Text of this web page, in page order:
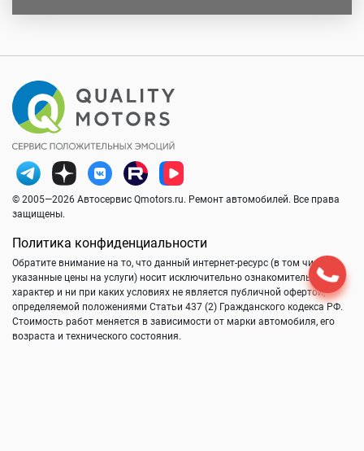
© 2005—2026 Автосервис Qmotors.ru. Ремонт автомобилей. Все права
защищены.
Политика конфиденциальности
Обратите внимание на то, что данный интернет-ресурс (в том числе
указанные цены на услуги) носит исключительно ознакомительный
характер и ни при каких условиях не является публичной офертой,
определяемой положениями Статьи 437 (2) Гражданского кодекса РФ.
Стоимость работ меняется в зависимости от марки автомобиля, его
возраста и технического состояния.